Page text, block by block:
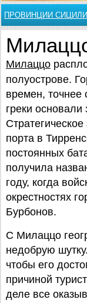
ПРОВИНЦИИ
Милаццо
полуострове.
времен, точнее
греки
порта в
постоянных
получила
году, когда
окрестностях
Бурбонов.
С Милаццо
недобрую
чтобы его
причиной
деле все